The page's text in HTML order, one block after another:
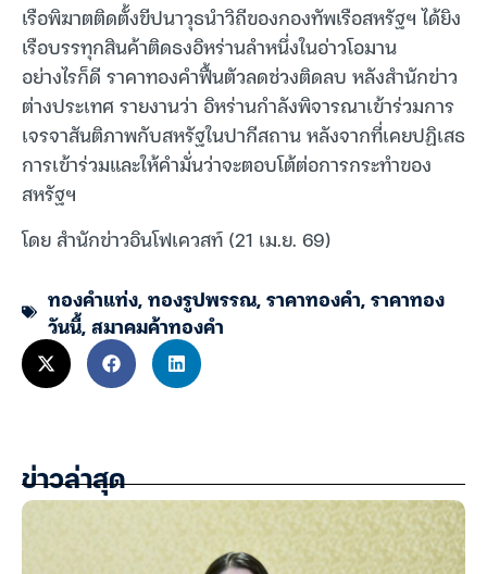
เรือพิฆาตติดตั้งขีปนาวุธนำวิถีของกองทัพเรือสหรัฐฯ ได้ยิง
เรือบรรทุกสินค้าติดธงอิหร่านลำหนึ่งในอ่าวโอมาน
อย่างไรก็ดี ราคาทองคำฟื้นตัวลดช่วงติดลบ หลังสำนักข่าว
ต่างประเทศ รายงานว่า อิหร่านกำลังพิจารณาเข้าร่วมการ
เจรจาสันติภาพกับสหรัฐในปากีสถาน หลังจากที่เคยปฏิเสธ
การเข้าร่วมและให้คำมั่นว่าจะตอบโต้ต่อการกระทำของ
สหรัฐฯ
โดย สำนักข่าวอินโฟเควสท์ (21 เม.ย. 69)
ทองคำแท่ง,ทองรูปพรรณ,ราคาทองคำ,ราคาทอง
วันนี้,สมาคมค้าทองคำ
ข่าวล่าสุด